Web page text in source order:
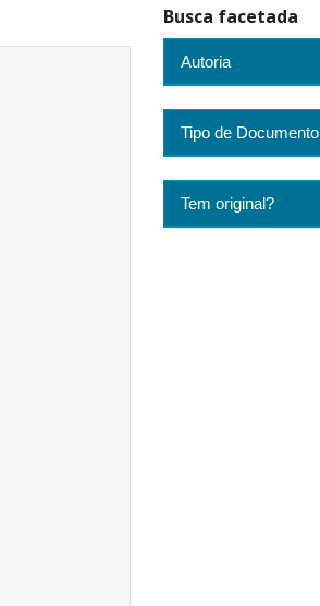
Busca facetada
Autoria
Tipo de Documento
Tem original?